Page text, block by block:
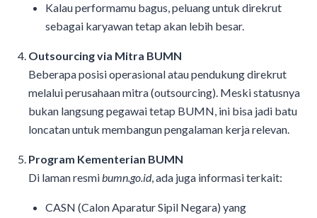
Kalau performamu bagus, peluang untuk direkrut
sebagai karyawan tetap akan lebih besar.
Outsourcing via Mitra BUMN
Beberapa posisi operasional atau pendukung direkrut
melalui perusahaan mitra (outsourcing). Meski statusnya
bukan langsung pegawai tetap BUMN, ini bisa jadi batu
loncatan untuk membangun pengalaman kerja relevan.
Program Kementerian BUMN
Di laman resmibumn.go.id, ada juga informasi terkait:
CASN (Calon Aparatur Sipil Negara) yang